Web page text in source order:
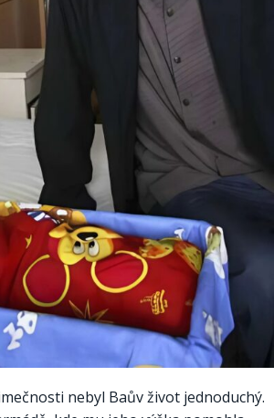
nebyl Baův život jednoduchý.